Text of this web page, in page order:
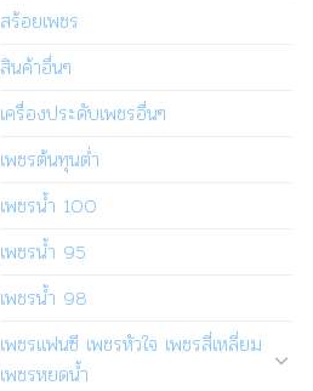
สร้อยเพชร
สินค้าอื่นๆ
เครื่องประดับเพชรอื่นๆ
เพชรต้นทุนต่ำ
เพชรน้ำ 100
เพชรน้ำ 95
เพชรน้ำ 98
เพชรแฟนซี เพชรหัวใจ เพชรสี่เหลี่ยม
เพชรหยดน้ำ